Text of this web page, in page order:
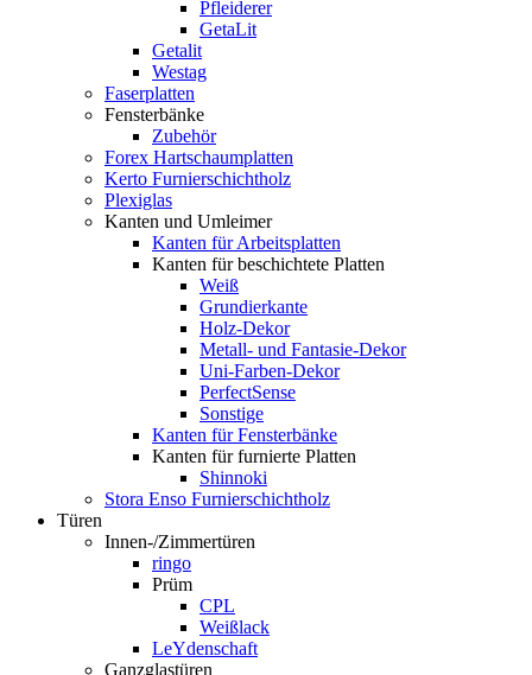
Pfleiderer
GetaLit
Getalit
Westag
Faserplatten
Fensterbänke
Zubehör
Forex Hartschaumplatten
Kerto Furnierschichtholz
Plexiglas
Kanten und Umleimer
Kanten für Arbeitsplatten
Kanten für beschichtete Platten
Weiß
Grundierkante
Holz-Dekor
Metall- und Fantasie-Dekor
Uni-Farben-Dekor
PerfectSense
Sonstige
Kanten für Fensterbänke
Kanten für furnierte Platten
Shinnoki
Stora Enso Furnierschichtholz
Türen
Innen-/Zimmertüren
ringo
Prüm
CPL
Weißlack
LeYdenschaft
Ganzglastüren